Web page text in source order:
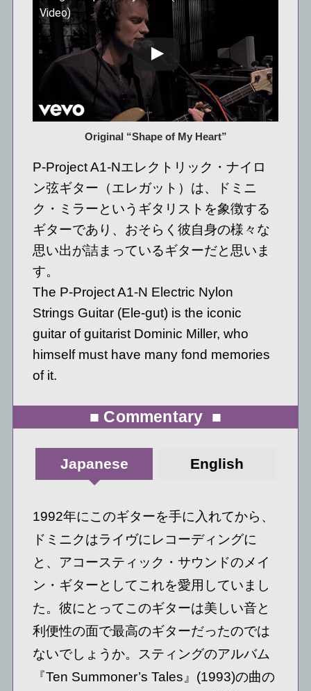
Video)
この動画を YouTube で視聴
Original “Shape of My Heart”
P-Project A1-Nエレクトリック・ナイロ
ン弦ギター（エレガット）は、ドミニ
ク・ミラーというギタリストを象徴する
ギターであり、おそらく彼自身の様々な
思い出が詰まっているギターだと思いま
す。
The P-Project A1-N Electric Nylon
Strings Guitar (Ele-gut) is the iconic
guitar of guitarist Dominic Miller, who
himself must have many fond memories
of it.
■ Commentary ■
Japanese English
1992年にこのギターを手に入れてから、
ドミニクはライヴにレコーディングに
と、アコースティック・サウンドのメイ
ン・ギターとしてこれを愛用していまし
た。彼にとってこのギターは美しい音と
利便性の面で最高のギターだったのでは
ないでしょうか。スティングのアルバム
『Ten Summoner’s Tales』(1993)の曲の